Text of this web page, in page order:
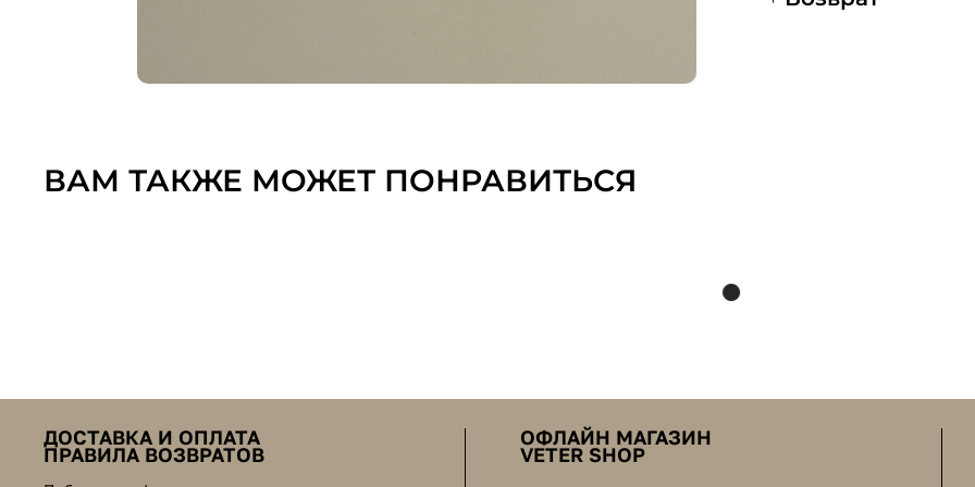
ВАМ ТАКЖЕ МОЖЕТ ПОНРАВИТЬСЯ
ДОСТАВКА И ОПЛАТА
ПРАВИЛА ВОЗВРАТОВ
ОФЛАЙН МАГАЗИН
VETER SHOP